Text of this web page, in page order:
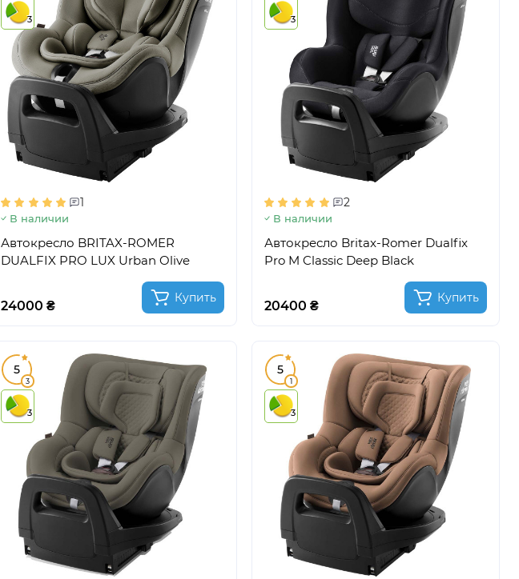
3
1
В наличии
Автокресло BRITAX-ROMER
DUALFIX PRO LUX Urban Olive
24000 ₴
Купить
3
2
В наличии
Автокресло Britax-Romer Dualfix
Pro M Classic Deep Black
20400 ₴
Купить
5
3
3
5
1
3